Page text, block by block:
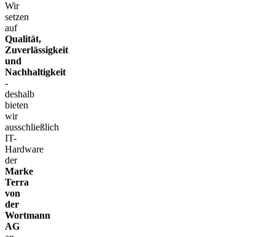
Wir
setzen
auf
Qualität,
Zuverlässigkeit
und
Nachhaltigkeit
-
deshalb
bieten
wir
ausschließlich
IT-
Hardware
der
Marke
Terra
von
der
Wortmann
AG